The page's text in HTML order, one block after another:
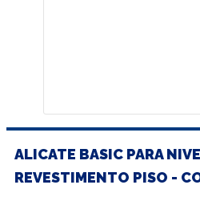
ALICATE BASIC PARA
REVESTIMENTO PISO -